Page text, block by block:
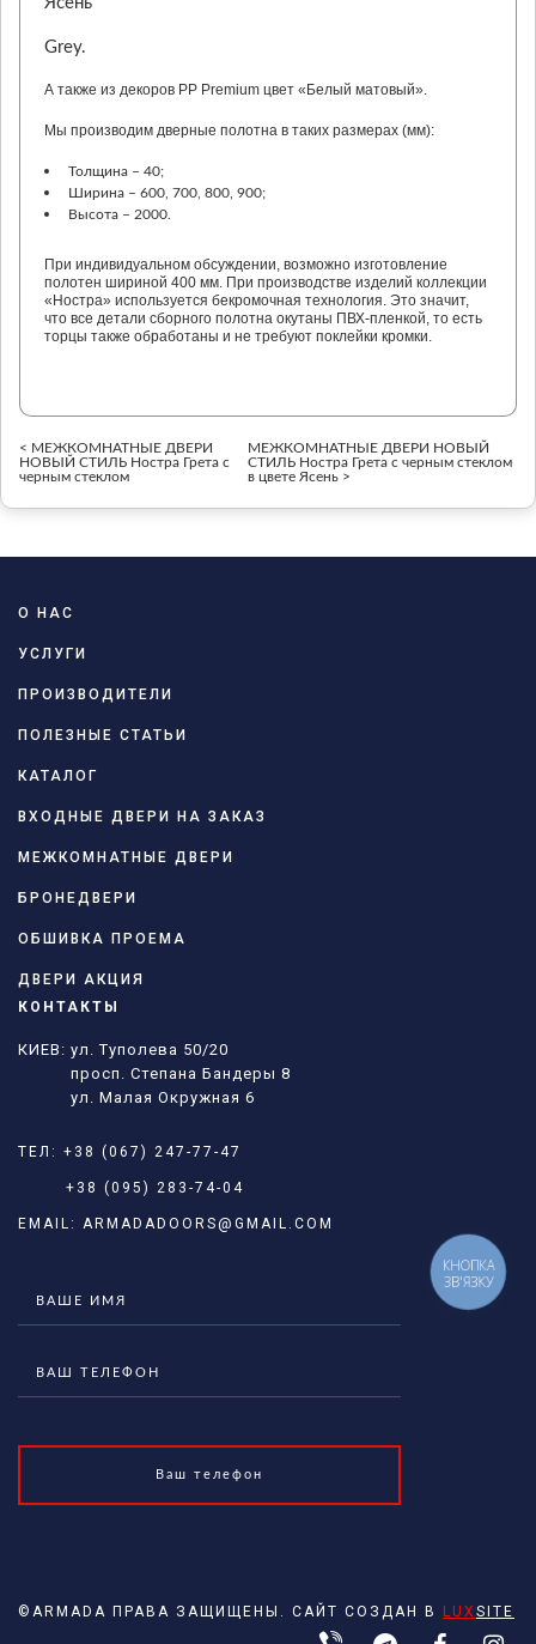
Grey.
А также из декоров PP Premium цвет «Белый матовый».
Мы производим дверные полотна в таких размерах (мм):
Толщина – 40;
Ширина – 600, 700, 800, 900;
Высота – 2000.
При индивидуальном обсуждении, возможно изготовление
полотен шириной 400 мм. При производстве изделий коллекции
«Ностра» используется бекромочная технология. Это значит,
что все детали сборного полотна окутаны ПВХ-пленкой, то есть
торцы также обработаны и не требуют поклейки кромки.
< МЕЖКОМНАТНЫЕ ДВЕРИ
НОВЫЙ СТИЛЬ Ностра Грета с
черным стеклом
МЕЖКОМНАТНЫЕ ДВЕРИ НОВЫЙ
СТИЛЬ Ностра Грета с черным стеклом
в цвете Ясень >
О НАС
УСЛУГИ
ПРОИЗВОДИТЕЛИ
ПОЛЕЗНЫЕ СТАТЬИ
КАТАЛОГ
ВХОДНЫЕ ДВЕРИ НА ЗАКАЗ
МЕЖКОМНАТНЫЕ ДВЕРИ
БРОНЕДВЕРИ
ОБШИВКА ПРОЕМА
ДВЕРИ АКЦИЯ
КОНТАКТЫ
КИЕВ: ул. Туполева 50/20
просп. Степана Бандеры 8
ул. Малая Окружная 6
ТЕЛ: +38 (067) 247-77-47
+38 (095) 283-74-04
EMAIL: ARMADADOORS@GMAIL.COM
©ARMADA ПРАВА ЗАЩИЩЕНЫ. САЙТ СОЗДАН В LUX SITE
КНОПКА
ЗВ'ЯЗКУ